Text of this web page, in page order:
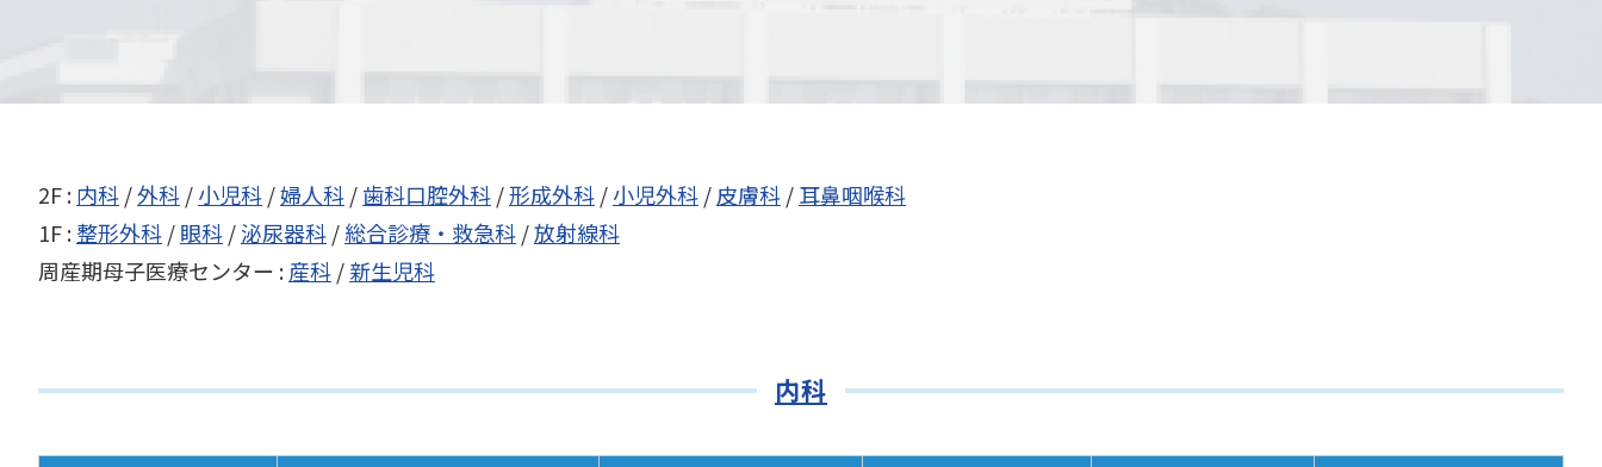
2F :内科/外科/小児科/婦人科/歯科口腔外科/形成外科/小児外科/皮膚科/耳鼻咽喉科
1F :整形外科/眼科/泌尿器科/総合診療・救急科/放射線科
周産期母子医療センター :産科/新生児科
内科